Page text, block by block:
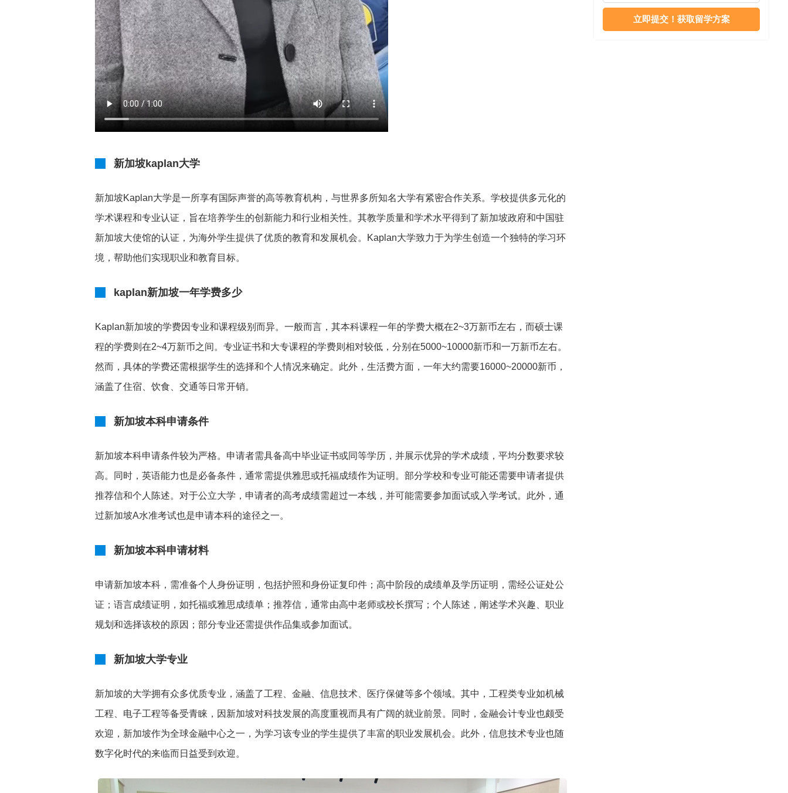
新加坡kaplan大学
新加坡Kaplan大学是一所享有国际声誉的高等教育机构，与世界多所知名大学有紧密合作关系。学校提供多元化的
学术课程和专业认证，旨在培养学生的创新能力和行业相关性。其教学质量和学术水平得到了新加坡政府和中国驻
新加坡大使馆的认证，为海外学生提供了优质的教育和发展机会。Kaplan大学致力于为学生创造一个独特的学习环
境，帮助他们实现职业和教育目标。
kaplan新加坡一年学费多少
Kaplan新加坡的学费因专业和课程级别而异。一般而言，其本科课程一年的学费大概在2~3万新币左右，而硕士课
程的学费则在2~4万新币之间。专业证书和大专课程的学费则相对较低，分别在5000~10000新币和一万新币左右。
然而，具体的学费还需根据学生的选择和个人情况来确定。此外，生活费方面，一年大约需要16000~20000新币，
涵盖了住宿、饮食、交通等日常开销。
新加坡本科申请条件
新加坡本科申请条件较为严格。申请者需具备高中毕业证书或同等学历，并展示优异的学术成绩，平均分数要求较
高。同时，英语能力也是必备条件，通常需提供雅思或托福成绩作为证明。部分学校和专业可能还需要申请者提供
推荐信和个人陈述。对于公立大学，申请者的高考成绩需超过一本线，并可能需要参加面试或入学考试。此外，通
过新加坡A水准考试也是申请本科的途径之一。
新加坡本科申请材料
申请新加坡本科，需准备个人身份证明，包括护照和身份证复印件；高中阶段的成绩单及学历证明，需经公证处公
证；语言成绩证明，如托福或雅思成绩单；推荐信，通常由高中老师或校长撰写；个人陈述，阐述学术兴趣、职业
规划和选择该校的原因；部分专业还需提供作品集或参加面试。
新加坡大学专业
新加坡的大学拥有众多优质专业，涵盖了工程、金融、信息技术、医疗保健等多个领域。其中，工程类专业如机械
工程、电子工程等备受青睐，因新加坡对科技发展的高度重视而具有广阔的就业前景。同时，金融会计专业也颇受
欢迎，新加坡作为全球金融中心之一，为学习该专业的学生提供了丰富的职业发展机会。此外，信息技术专业也随
数字化时代的来临而日益受到欢迎。